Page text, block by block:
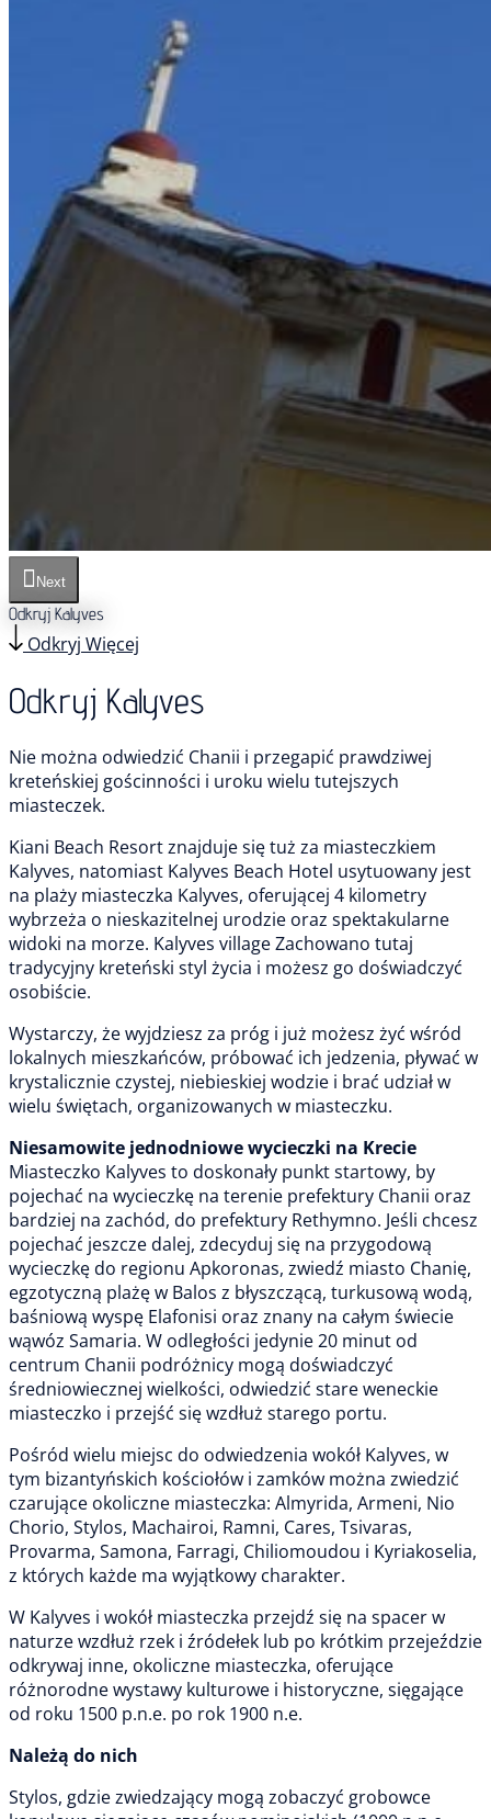
Next
Odkryj Kalyves
Odkryj Więcej
Odkryj Kalyves
Nie można odwiedzić Chanii i przegapić prawdziwej
kreteńskiej gościnności i uroku wielu tutejszych
miasteczek.
Kiani Beach Resort znajduje się tuż za miasteczkiem
Kalyves, natomiast Kalyves Beach Hotel usytuowany jest
na plaży miasteczka Kalyves, oferującej 4 kilometry
wybrzeża o nieskazitelnej urodzie oraz spektakularne
widoki na morze. Kalyves village Zachowano tutaj
tradycyjny kreteński styl życia i możesz go doświadczyć
osobiście.
Wystarczy, że wyjdziesz za próg i już możesz żyć wśród
lokalnych mieszkańców, próbować ich jedzenia, pływać w
krystalicznie czystej, niebieskiej wodzie i brać udział w
wielu świętach, organizowanych w miasteczku.
Niesamowite jednodniowe wycieczki na Krecie
Miasteczko Kalyves to doskonały punkt startowy, by
pojechać na wycieczkę na terenie prefektury Chanii oraz
bardziej na zachód, do prefektury Rethymno. Jeśli chcesz
pojechać jeszcze dalej, zdecyduj się na przygodową
wycieczkę do regionu Apkoronas, zwiedź miasto Chanię,
egzotyczną plażę w Balos z błyszczącą, turkusową wodą,
baśniową wyspę Elafonisi oraz znany na całym świecie
wąwóz Samaria. W odległości jedynie 20 minut od
centrum Chanii podróżnicy mogą doświadczyć
średniowiecznej wielkości, odwiedzić stare weneckie
miasteczko i przejść się wzdłuż starego portu.
Pośród wielu miejsc do odwiedzenia wokół Kalyves, w
tym bizantyńskich kościołów i zamków można zwiedzić
czarujące okoliczne miasteczka: Almyrida, Armeni, Nio
Chorio, Stylos, Machairoi, Ramni, Cares, Tsivaras,
Provarma, Samona, Farragi, Chiliomoudou i Kyriakoselia,
z których każde ma wyjątkowy charakter.
W Kalyves i wokół miasteczka przejdź się na spacer w
naturze wzdłuż rzek i źródełek lub po krótkim przejeździe
odkrywaj inne, okoliczne miasteczka, oferujące
różnorodne wystawy kulturowe i historyczne, sięgające
od roku 1500 p.n.e. po rok 1900 n.e.
Należą do nich
Stylos, gdzie zwiedzający mogą zobaczyć grobowce